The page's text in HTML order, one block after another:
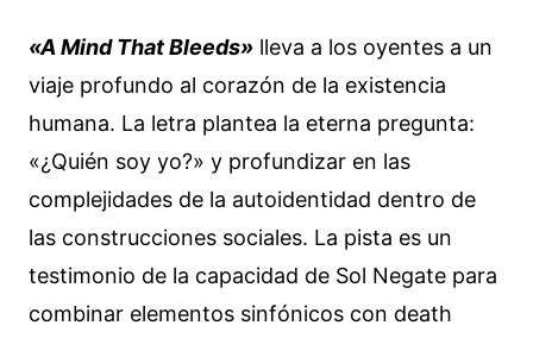
«A Mind That Bleeds» lleva a los oyentes a un
viaje profundo al corazón de la existencia
humana. La letra plantea la eterna pregunta:
«¿Quién soy yo?» y profundizar en las
complejidades de la autoidentidad dentro de
las construcciones sociales. La pista es un
testimonio de la capacidad de Sol Negate para
combinar elementos sinfónicos con death